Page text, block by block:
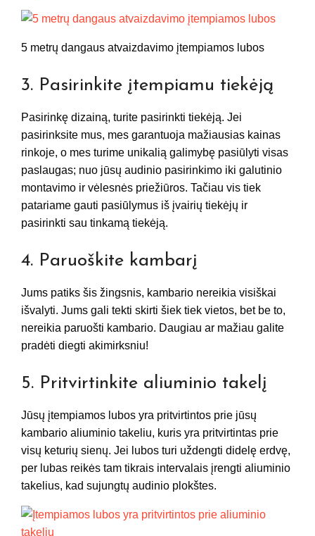
5 metrų dangaus atvaizdavimo įtempiamos lubos
3. Pasirinkite įtempiamu tiekėją
Pasirinkę dizainą, turite pasirinkti tiekėją. Jei
pasirinksite mus, mes garantuoja mažiausias kainas
rinkoje, o mes turime unikalią galimybę pasiūlyti visas
paslaugas; nuo jūsų audinio pasirinkimo iki galutinio
montavimo ir vėlesnės priežiūros. Tačiau vis tiek
patariame gauti pasiūlymus iš įvairių tiekėjų ir
pasirinkti sau tinkamą tiekėją.
4. Paruoškite kambarį
Jums patiks šis žingsnis, kambario nereikia visiškai
išvalyti. Jums gali tekti skirti šiek tiek vietos, bet be to,
nereikia paruošti kambario. Daugiau ar mažiau galite
pradėti diegti akimirksniu!
5. Pritvirtinkite aliuminio takelį
Jūsų įtempiamos lubos yra pritvirtintos prie jūsų
kambario aliuminio takeliu, kuris yra pritvirtintas prie
visų keturių sienų. Jei lubos turi uždengti didelę erdvę,
per lubas reikės tam tikrais intervalais įrengti aliuminio
takelius, kad sujungtų audinio plokštes.